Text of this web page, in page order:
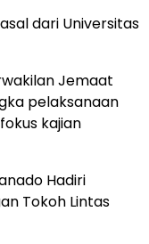
dari Universitas
Jemaat
pelaksanaan
kajian
Hadiri
Tokoh Lintas